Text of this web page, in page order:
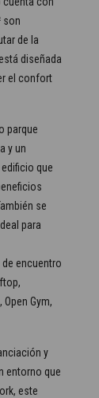
son
de la
diseñada
el confort
parque
y un
que
se
para
encuentro
Gym,
y
entorno que
este